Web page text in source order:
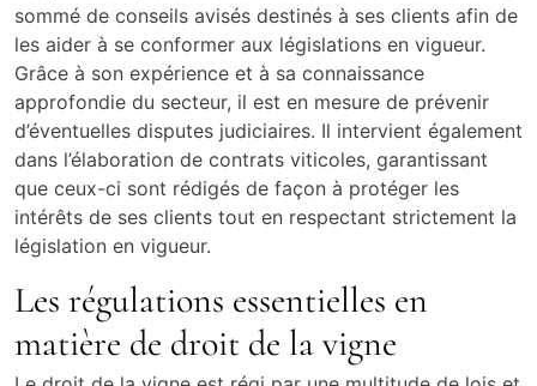
sommé de conseils avisés destinés à ses clients afin de
les aider à se conformer aux législations en vigueur.
Grâce à son expérience et à sa connaissance
approfondie du secteur, il est en mesure de prévenir
d’éventuelles disputes judiciaires. Il intervient également
dans l’élaboration de contrats viticoles, garantissant
que ceux-ci sont rédigés de façon à protéger les
intérêts de ses clients tout en respectant strictement la
législation en vigueur.
Les régulations essentielles en
matière de droit de la vigne